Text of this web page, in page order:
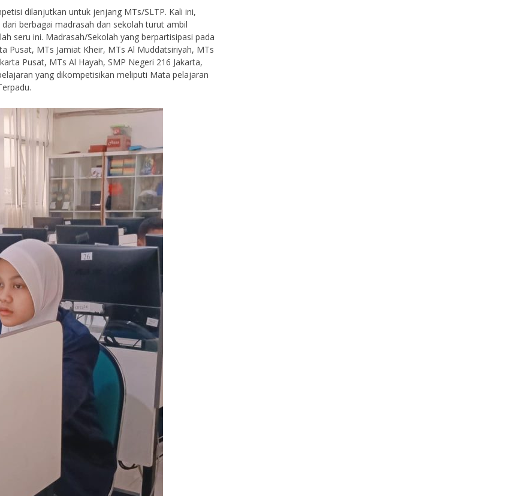
dilanjutkan untuk jenjang MTs/SLTP. Kali ini,
berbagai madrasah dan sekolah turut ambil
seru ini. Madrasah/Sekolah yang berpartisipasi pada
Pusat, MTs Jamiat Kheir, MTs Al Muddatsiriyah, MTs
Pusat, MTs Al Hayah, SMP Negeri 216 Jakarta,
yang dikompetisikan meliputi Mata pelajaran